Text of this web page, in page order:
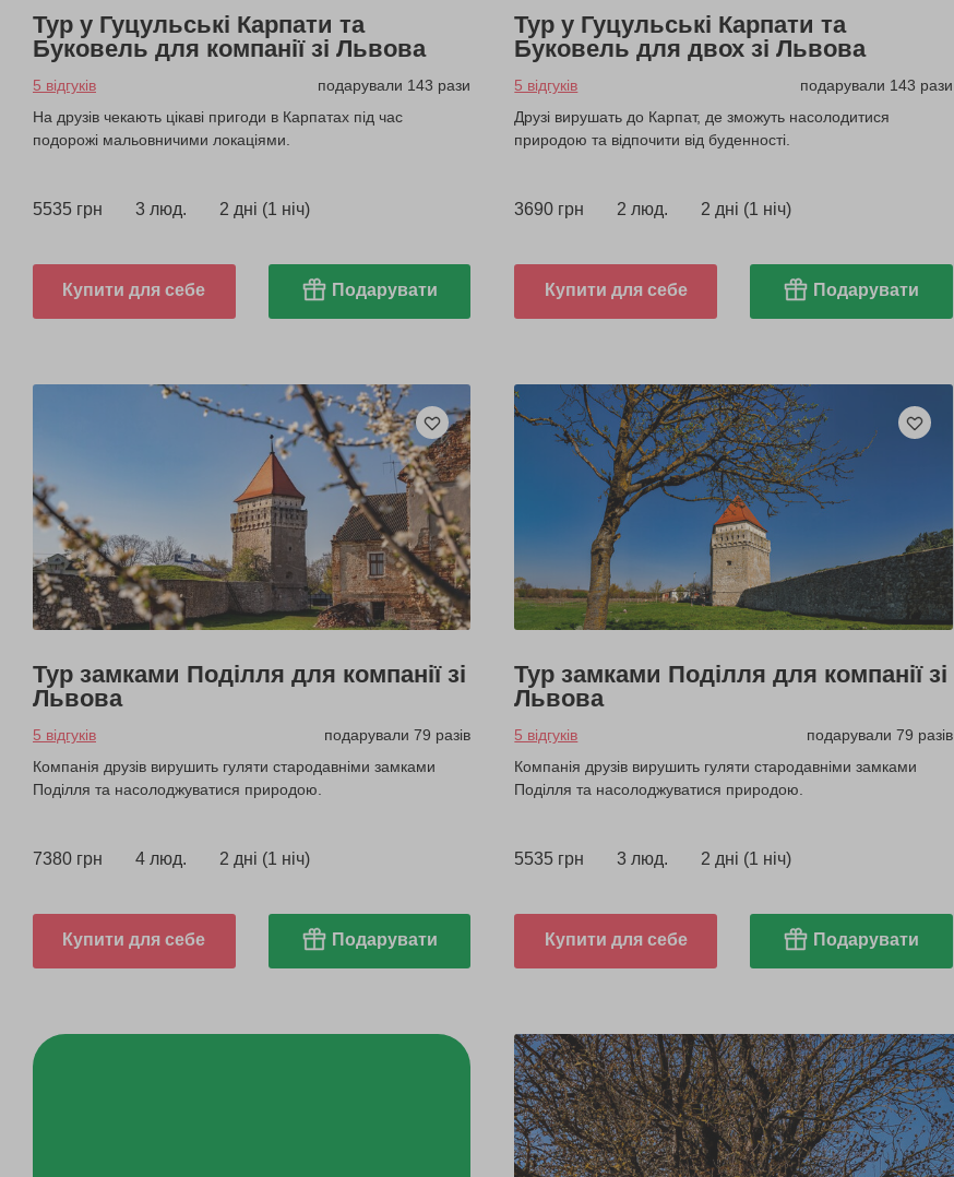
Тур у Гуцульські Карпати та
Буковель для компанії зі Львова
5 відгуків
подарували 143 рази
На друзів чекають цікаві пригоди в Карпатах під час
подорожі мальовничими локаціями.
5535 грн 3 люд. 2 дні (1 ніч)
Купити для себе Подарувати
Тур у Гуцульські Карпати та
Буковель для двох зі Львова
5 відгуків
подарували 143 рази
Друзі вирушать до Карпат, де зможуть насолодитися
природою та відпочити від буденності.
3690 грн 2 люд. 2 дні (1 ніч)
Купити для себе Подарувати
Тур замками Поділля для компанії зі
Львова
5 відгуків
подарували 79 разів
Компанія друзів вирушить гуляти стародавніми замками
Поділля та насолоджуватися природою.
7380 грн 4 люд. 2 дні (1 ніч)
Купити для себе Подарувати
Тур замками Поділля для компанії зі
Львова
5 відгуків
подарували 79 разів
Компанія друзів вирушить гуляти стародавніми замками
Поділля та насолоджуватися природою.
5535 грн 3 люд. 2 дні (1 ніч)
Купити для себе Подарувати